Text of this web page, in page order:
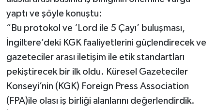
yaptı ve şöyle konuştu:
“Bu protokol ve ‘Lord ile 5 Çayı’ buluşması,
İngiltere’deki KGK faaliyetlerini güçlendirecek ve
gazeteciler arası iletişim ile etik standartları
pekiştirecek bir ilk oldu. Küresel Gazeteciler
Konseyi’nin (KGK) Foreign Press Association
(FPA)ile olası iş birliği alanlarını değerlendirdik.